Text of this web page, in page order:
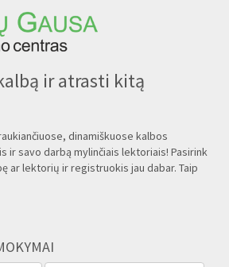
ir atrasti kitą
dinamiškuose kalbos
ir savo darbą mylinčiais lektoriais! Pasirink
ar lektorių ir registruokis jau dabar. Taip